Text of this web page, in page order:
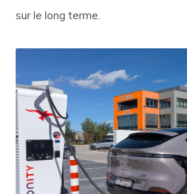
sur le long terme.